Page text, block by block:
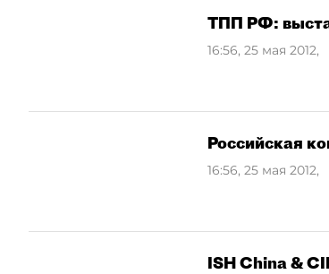
ТПП РФ:
16:56, 25 мая 2012,
Российская
16:56, 25 мая 2012,
ISH China &